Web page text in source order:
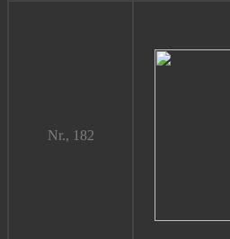
Nr., 182